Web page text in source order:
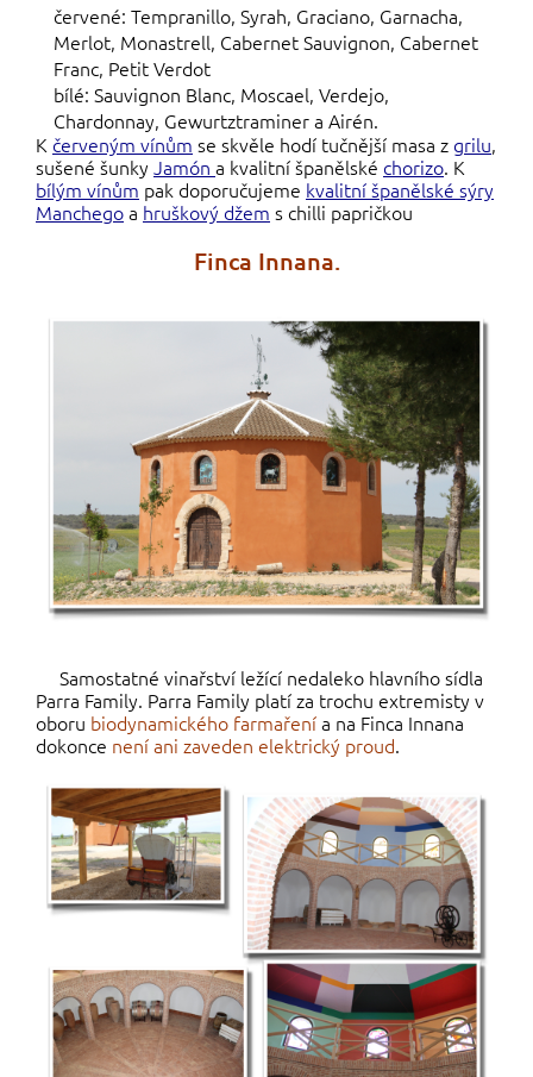
červené: Tempranillo, Syrah, Graciano, Garnacha,
Merlot, Monastrell, Cabernet Sauvignon, Cabernet
Franc, Petit Verdot
bílé: Sauvignon Blanc, Moscael, Verdejo,
Chardonnay, Gewurtztraminer a Airén.
K červeným vínům se skvěle hodí tučnější masa z grilu,
sušené šunky Jamón a kvalitní španělské chorizo. K
bílým vínům pak doporučujeme kvalitní španělské sýry
Manchegoa hruškový džem s chilli papričkou
Finca Innana.
Samostatné vinařství ležící nedaleko hlavního sídla
Parra Family. Parra Family platí za trochu extremisty v
oboru biodynamického farmařenía na Finca Innana
dokonce není ani zaveden elektrický proud.